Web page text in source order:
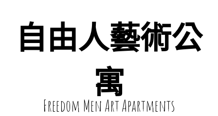
自由人藝術公
寓
Freedom Men Art Apartments